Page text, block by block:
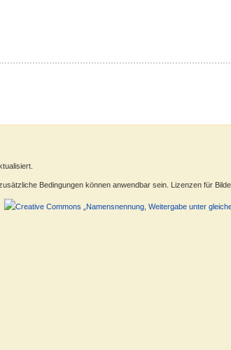
Bedingungen können anwendbar sein. Lizenzen für